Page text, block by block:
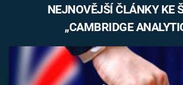
Témata
NEJNOVĚJŠÍ ČLÁNKY KE
„CAMBRIDGE